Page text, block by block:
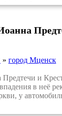
» город Мценск
и
в неё
у